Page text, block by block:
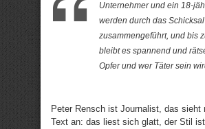
Unternehmer und ein 18-
werden durch das Schicksal
zusammengeführt, und bis
bleibt es spannend und
Opfer und wer Täter sein
Peter Rensch ist Journalist, das sieht
Text an: das liest sich glatt, der Stil